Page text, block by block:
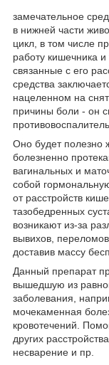
замечательное
в нижней части
цикл, в том числе
работу кишечника
связанные с его
средства
нацеленном на
причины боли - он
Оно будет полезно
болезненно
вагинальных и
собой
от расстройств
тазобедренных
возникают из-за
вывихов,
доставив массу
Данный препарат
вышедшую из
заболевания,
мочекаменная
кровотечений.
других
несварение и пр.